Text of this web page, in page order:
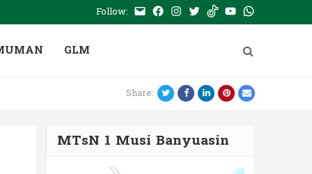
Follow: E- Facebook
Instagram
TwitterTiktokYoutubeWhatsApp
GLM
Share: TwitterFacebookLinkedIn
Pinterest
Email
MTsN 1 Musi Banyuasin